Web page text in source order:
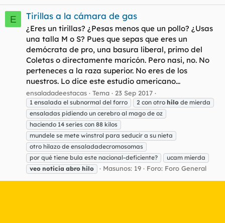
E Tirillas a la cámara de gas
¿Eres un tirillas? ¿Pesas menos que un pollo? ¿Usas
una talla M o S? Pues que sepas que eres un
demócrata de pro, una basura liberal, primo del
Coletas o directamente maricón. Pero nasi, no. No
perteneces a la raza superior. No eres de los
nuestros. Lo dice este estudio americano...
ensaladadeestacas Tema 23 Sep 2017
1 ensalada el subnormal del forro 2 con otro hilo de mierda
ensaladas pidiendo un cerebro al mago de oz
haciendo 14 series con 88 kilos
mundele se mete winstrol para seducir a su nieta
otro hilazo de ensaladadecromosomas
por qué tiene bula este nacional-deficiente?
ucam mierda
veo noticia abro hilo Masunos: 19 Foro: Foro General